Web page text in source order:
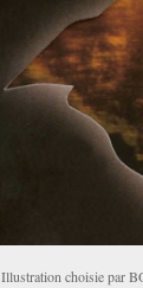
Illustration choisie par